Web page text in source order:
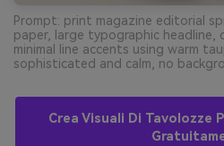
Prompt: print magazine editorial
paper, large typographic headline,
minimal line accents using warm
sophisticated and calm, no
Crea Visuali Di Tavolozze